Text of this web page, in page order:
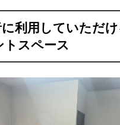
利用していただ
スペース